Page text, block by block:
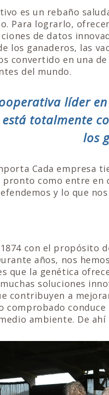
es un rebaño
Para lograrlo,
de datos
los ganaderos, las
convertido en una
del mundo.
líder
totalmente
los
Cada empresa
pronto como entre
y lo que
con el propósito
años, nos
que la genética
soluciones
contribuyen a
comprobado
ambiente. De